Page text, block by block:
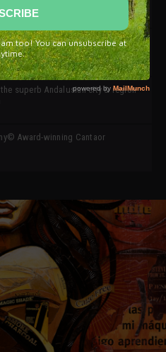
* ‘We are all SIMOF’
superb Andalusian city & region
Award-winning Cantaor